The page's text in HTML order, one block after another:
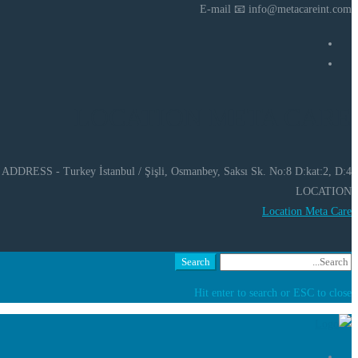
E-mail 📧 info@metacareint.com
ADDRESS - Turkey İstanbul / Şişli, Osmanbey, Saksı Sk. No:8 D:kat:2, D:4
LOCATION
Location Meta Care
Search
Hit enter to search or ESC to close